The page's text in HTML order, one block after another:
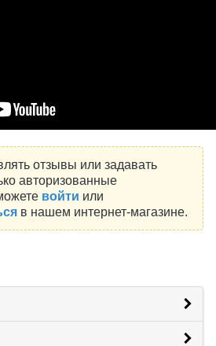
отзывы или задавать
авторизованные
войти или
в нашем интернет-магазине.